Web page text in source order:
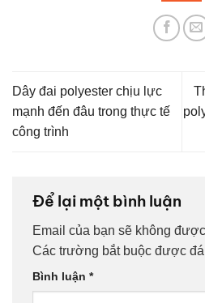
Dây đai polyester chịu lực
mạnh đến đâu trong thực tế
công trình
Để lại một bình luận
Email của bạn sẽ không
Các trường bắt buộc được
Bình luận *